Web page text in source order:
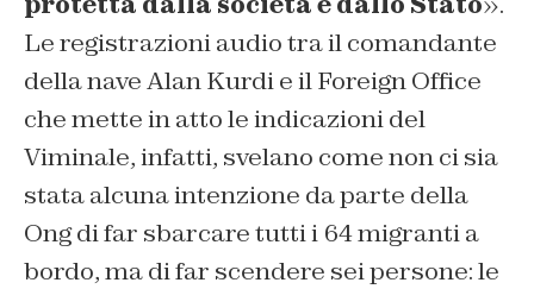
Le registrazioni audio tra il comandante
della nave Alan Kurdi e il Foreign Office
che mette in atto le indicazioni del
Viminale, infatti, svelano come non ci sia
stata alcuna intenzione da parte della
Ong di far sbarcare tutti i 64 migranti a
bordo, ma di far scendere sei persone: le